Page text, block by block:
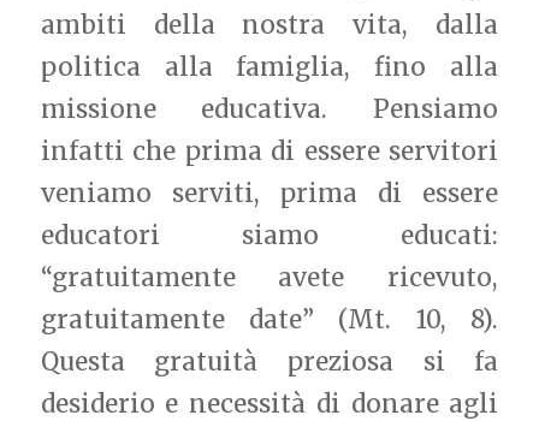
ambiti della nostra vita, dalla
politica alla famiglia, fino alla
missione educativa. Pensiamo
infatti che prima di essere servitori
veniamo serviti, prima di essere
educatori siamo educati:
“gratuitamente avete ricevuto,
gratuitamente date” (Mt. 10, 8).
Questa gratuità preziosa si fa
desiderio e necessità di donare agli